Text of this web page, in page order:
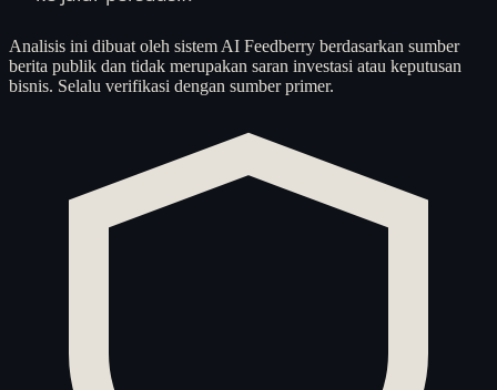
Analisis ini dibuat oleh sistem AI Feedberry berdasarkan sumber
berita publik dan tidak merupakan saran investasi atau keputusan
bisnis. Selalu verifikasi dengan sumber primer.